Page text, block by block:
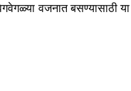
वजनात बसण्यासाठी